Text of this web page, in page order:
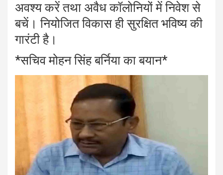
अवश्य करें तथा अवैध कॉलोनियों में निवेश से
बचें। नियोजित विकास ही सुरक्षित भविष्य की
गारंटी है।
*सचिव मोहन सिंह बर्निया का बयान*